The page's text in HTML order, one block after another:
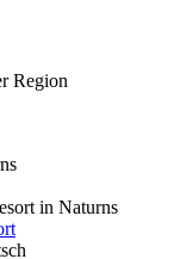
Region